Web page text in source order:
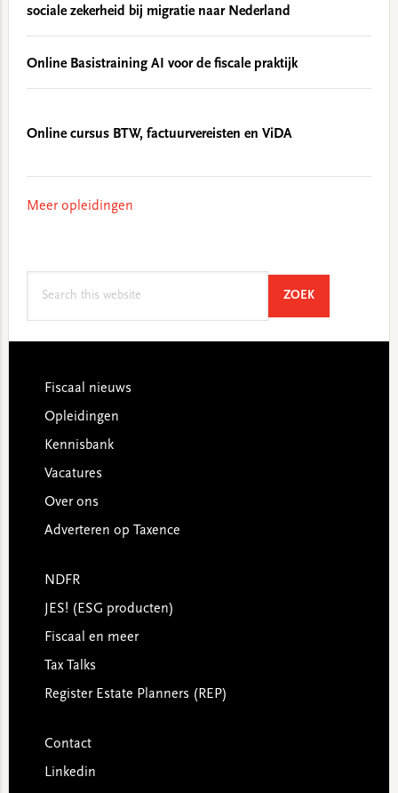
sociale zekerheid bij migratie naar Nederland
Online Basistraining AI voor de fiscale praktijk
Online cursus BTW, factuurvereisten en ViDA
Meer opleidingen
ZOEKSEARCH
Footer
Fiscaal nieuws
Opleidingen
Kennisbank
Vacatures
Over ons
Adverteren op Taxence
NDFR
JES! (ESG producten)
Fiscaal en meer
Tax Talks
Register Estate Planners (REP)
Contact
Linkedin